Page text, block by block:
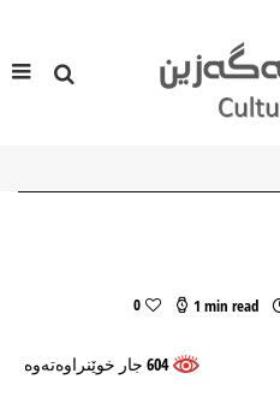
1 min read
0
604 جار خوێنراوه‌ته‌وه